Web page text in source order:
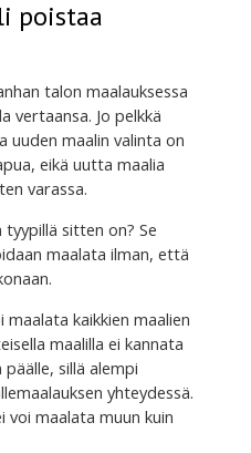
poistaa
talon maalauksessa
vertaansa. Jo pelkkä
uuden maalin valinta on
eikä uutta maalia
varassa.
sitten on? Se
maalata ilman, että
maalata kaikkien maalien
maalilla ei kannata
sillä alempi
yhteydessä.
voi maalata muun kuin